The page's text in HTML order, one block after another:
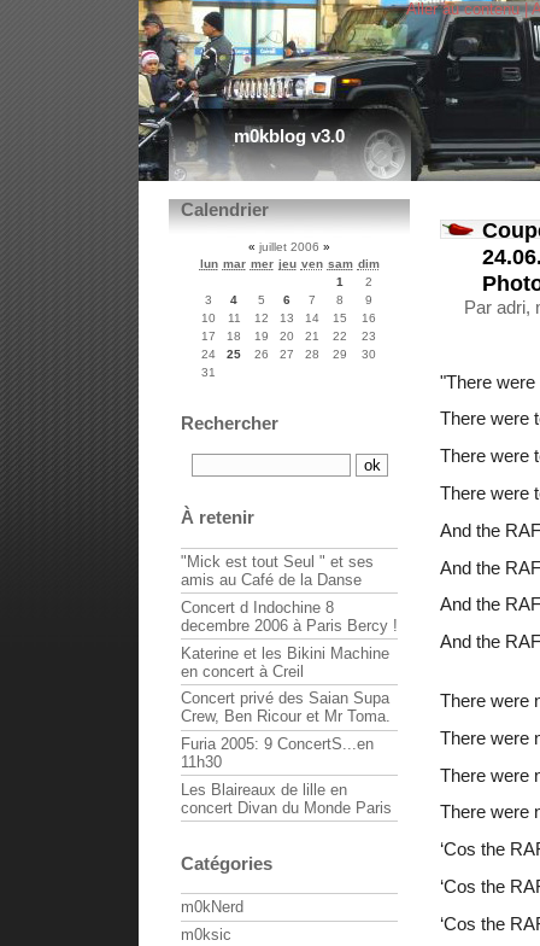
m0kblog v3.0
Aller au contenu|
Par adri,
"There
There were
There were
There were
And the
And the
And the
And the
There were
There were
There were
There were
‘Cos the
‘Cos the
‘Cos the
Calendrier
« juillet 2006 »
lun mar mer jeu ven sam dim
1
2
3
4 5 6 7 8
9
10
11 12 13 14 15
16
17
18 19 20 21 22
23
24
25 26 27 28 29
30
31
Rechercher
À retenir
"Mick est tout Seul " et ses
amis au Café de la Danse
Concert d Indochine 8
decembre 2006 à Paris Bercy !
Katerine et les Bikini Machine
en concert à Creil
Concert privé des Saian Supa
Crew, Ben Ricour et Mr Toma.
Furia 2005: 9 ConcertS...en
11h30
Les Blaireaux de lille en
concert Divan du Monde Paris
Catégories
m0kNerd
m0ksic